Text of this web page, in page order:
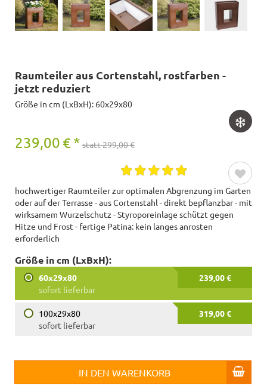
Raumteiler aus Cortenstahl, rostfarben -
jetzt reduziert
Größe in cm (LxBxH): 60x29x80
239,00 € * statt 299,00 €
hochwertiger Raumteiler zur optimalen Abgrenzung im Garten
oder auf der Terrasse - aus Cortenstahl - direkt bepflanzbar - mit
wirksamem Wurzelschutz - Styroporeinlage schützt gegen
Hitze und Frost - fertige Patina: kein langes anrosten
erforderlich
Größe in cm (LxBxH):
60x29x80
239,00 €
sofort lieferbar
100x29x80
319,00 €
sofort lieferbar
IN DEN WARENKORB